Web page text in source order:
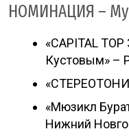
НОМИНАЦИЯ –
«CAPITAL
Кустовым» –
«Мюзикл
Нижний